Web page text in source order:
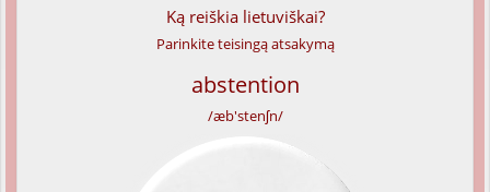
Ką reiškia lietuviškai?
Parinkite teisingą atsakymą
abstention
/æb'stenʃn/